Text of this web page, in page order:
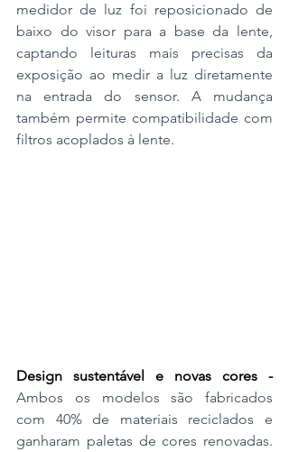
medidor de luz foi reposicionado de
baixo do visor para a base da lente,
captando leituras mais precisas da
exposição ao medir a luz diretamente
na entrada do sensor. A mudança
também permite compatibilidade com
filtros acoplados à lente.
Design sustentável e novas cores -
Ambos os modelos são fabricados
com 40% de materiais reciclados e
ganharam paletas de cores renovadas.